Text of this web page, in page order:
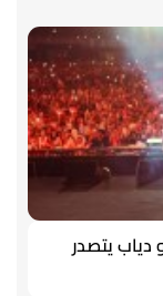
دياب يتصدر